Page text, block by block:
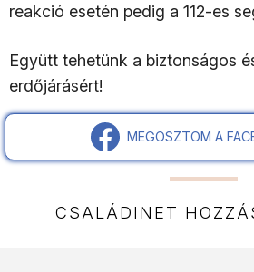
reakció esetén pedig a 112-es
Együtt tehetünk a biztonságos
erdőjárásért!
MEGOSZTOM A
CSALÁDINET